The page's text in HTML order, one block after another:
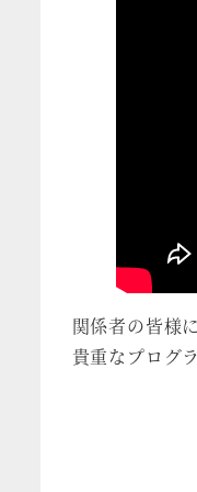
関係者の皆様
貴重なプログ